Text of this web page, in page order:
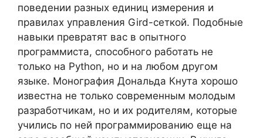
поведении разных единиц измерения и
правилах управления Gird-сеткой. Подобные
навыки превратят вас в опытного
программиста, способного работать не
только на Python, но и на любом другом
языке. Монография Дональда Кнута хорошо
известна не только современным молодым
разработчикам, но и их родителям, которые
учились по ней программированию еще на